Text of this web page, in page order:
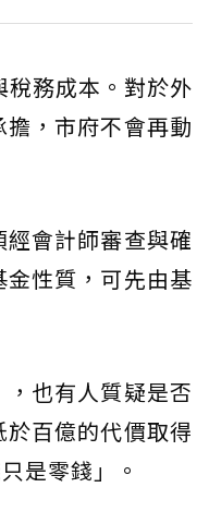
務成本。對於外
，市府不會再動
會計師審查與確
性質，可先由基
也有人質疑是否
百億的代價取得
是零錢」。